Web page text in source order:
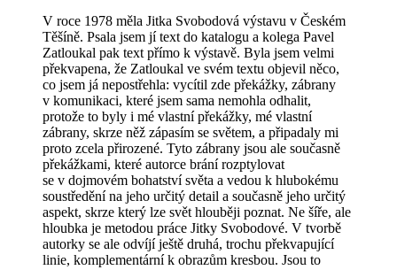
V roce 1978 měla Jitka Svobodová výstavu v Českém
Těšíně. Psala jsem jí text do katalogu a kolega Pavel
Zatloukal pak text přímo k výstavě. Byla jsem velmi
překvapena, že Zatloukal ve svém textu objevil něco,
co jsem já nepostřehla: vycítil zde překážky, zábrany
v komunikaci, které jsem sama nemohla odhalit,
protože to byly i mé vlastní překážky, mé vlastní
zábrany, skrze něž zápasím se světem, a připadaly mi
proto zcela přirozené. Tyto zábrany jsou ale současně
překážkami, které autorce brání rozptylovat
se v dojmovém bohatství světa a vedou k hlubokému
soustředění na jeho určitý detail a současně jeho určitý
aspekt, skrze který lze svět hlouběji poznat. Ne šíře, ale
hloubka je metodou práce Jitky Svobodové. V tvorbě
autorky se ale odvíjí ještě druhá, trochu překvapující
linie, komplementární k obrazům kresbou. Jsou to